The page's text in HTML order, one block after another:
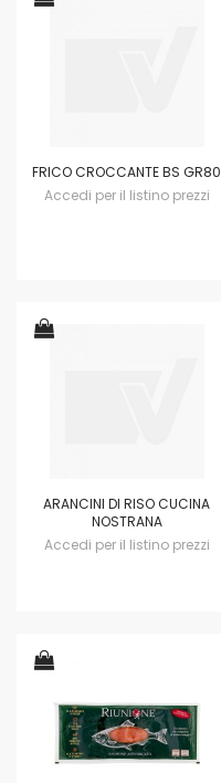
FRICO CROCCANTE BS GR80
Accedi per il listino prezzi
ARANCINI DI RISO CUCINA
NOSTRANA
Accedi per il listino prezzi